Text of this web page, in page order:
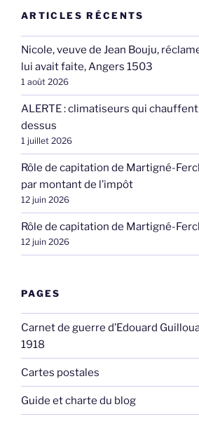
ARTICLES RÉCENTS
Nicole, veuve de Jean Bouju,
lui avait faite, Angers 1503
1 août 2026
ALERTE : climatiseurs qui
dessus
1 juillet 2026
Rôle de capitation de Martigné-
par montant de l’impôt
12 juin 2026
Rôle de capitation de Martigné-
12 juin 2026
PAGES
Carnet de guerre d’Edouard
1918
Cartes postales
Guide et charte du blog